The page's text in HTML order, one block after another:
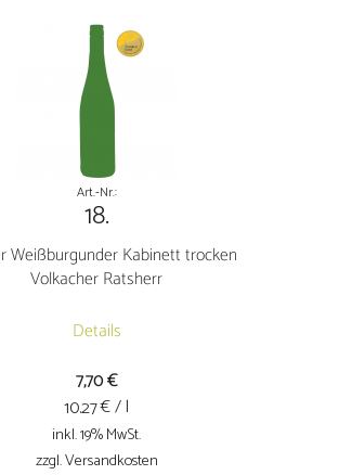
Art.-Nr.:
18.
Weißburgunder Kabinett trocken
Volkacher Ratsherr
Details
7,70€
10.27€ / l
inkl. 19% MwSt.
zzgl. Versandkosten